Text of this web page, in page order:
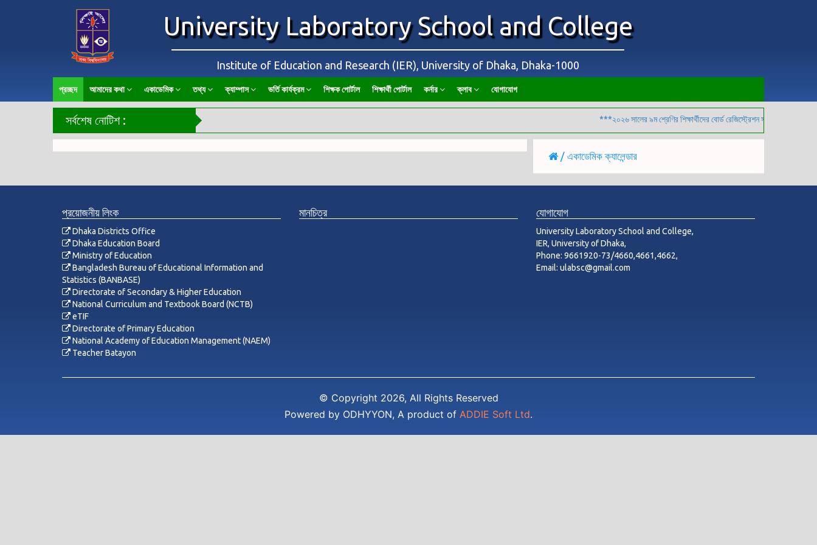
University Laboratory School and College
Institute of Education and Research (IER), University of Dhaka, Dhaka-1000
প্রচ্ছদ আমাদের কথা একাডেমিক তথ্য ক্যাম্পাস ভর্তি কার্যক্রম শিক্ষক পোর্টাল শিক্ষার্থী পোর্টাল কর্নার ক্লাব যোগাযোগ
সর্বশেষ নোটিশ : ***২০২৬ সালের ৯ম শ্রেণির শিক্ষার্থীদের বোর্ড রেজিস্ট্রেশন সংক্রান্ত বিজ্ঞপ্তি***
/ একাডেমিক ক্যালেন্ডার
প্রয়োজনীয় লিংক
Dhaka Districts Office
Dhaka Education Board
Ministry of Education
Bangladesh Bureau of Educational Information and
Statistics (BANBASE)
Directorate of Secondary & Higher Education
National Curriculum and Textbook Board (NCTB)
eTIF
Directorate of Primary Education
National Academy of Education Management (NAEM)
Teacher Batayon
মানচিত্র যোগাযোগ
University Laboratory School and College,
IER, University of Dhaka,
Phone: 9661920-73/4660,4661,4662,
Email: ulabsc@gmail.com
© Copyright 2026, All Rights Reserved
Powered by ODHYYON, A product of ADDIE Soft Ltd.